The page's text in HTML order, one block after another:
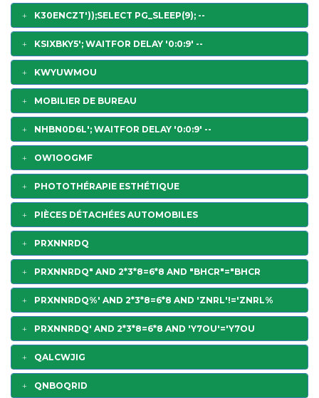
K30ENCZT'));SELECT PG_SLEEP(9); --
KSIXBKY5'; WAITFOR DELAY '0:0:9' --
KWYUWMOU
MOBILIER DE BUREAU
NHBN0D6L'; WAITFOR DELAY '0:0:9' --
OW1OOGMF
PHOTOTHÉRAPIE ESTHÉTIQUE
PIÈCES DÉTACHÉES AUTOMOBILES
PRXNNRDQ
PRXNNRDQ" AND 2*3*8=6*8 AND "BHCR"="BHCR
PRXNNRDQ%' AND 2*3*8=6*8 AND 'ZNRL'!='ZNRL%
PRXNNRDQ' AND 2*3*8=6*8 AND 'Y7OU'='Y7OU
QALCWJIG
QNBOQRID